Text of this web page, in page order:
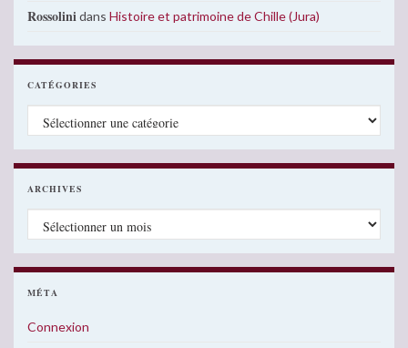
Rossolinidans Histoire et patrimoine de Chille (Jura)
CATÉGORIES
Catégories
ARCHIVES
Archives
MÉTA
Connexion